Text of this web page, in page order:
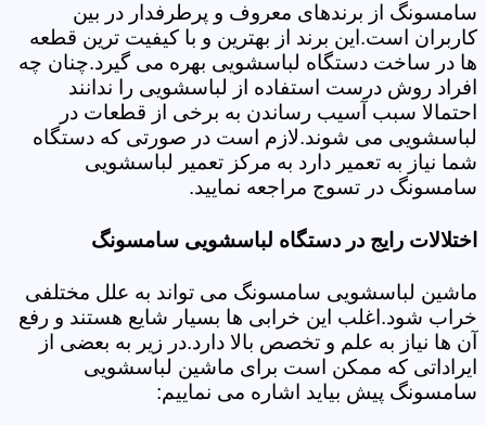
سامسونگ از برندهای معروف و پرطرفدار در بین
کاربران است.این برند از بهترین و با کیفیت ترین قطعه
ها در ساخت دستگاه لباسشویی بهره می گیرد.چنان چه
افراد روش درست استفاده از لباسشویی را ندانند
احتمالا سبب آسیب رساندن به برخی از قطعات در
لباسشویی می شوند.لازم است در صورتی که دستگاه
شما نیاز به تعمیر دارد به مرکز تعمیر لباسشویی
سامسونگ در تسوج مراجعه نمایید.
اختلالات رایج در دستگاه لباسشویی سامسونگ
ماشین لباسشویی سامسونگ می تواند به علل مختلفی
خراب شود.اغلب این خرابی ها بسیار شایع هستند و رفع
آن ها نیاز به علم و تخصص بالا دارد.در زیر به بعضی از
ایراداتی که ممکن است برای ماشین لباسشویی
سامسونگ پیش بیاید اشاره می نماییم: